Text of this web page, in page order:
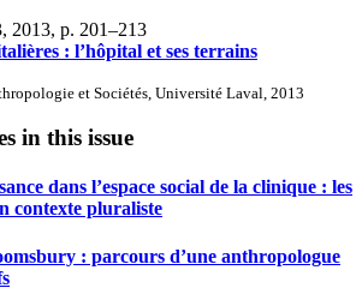
2013, p. 201–213
: l’hôpital et ses terrains
et Sociétés, Université Laval, 2013
in this issue
dans l’espace social de la clinique : les
contexte pluraliste
: parcours d’une anthropologue